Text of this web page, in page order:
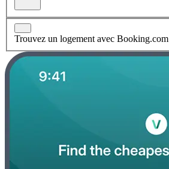
Trouvez un logement avec Booking.com